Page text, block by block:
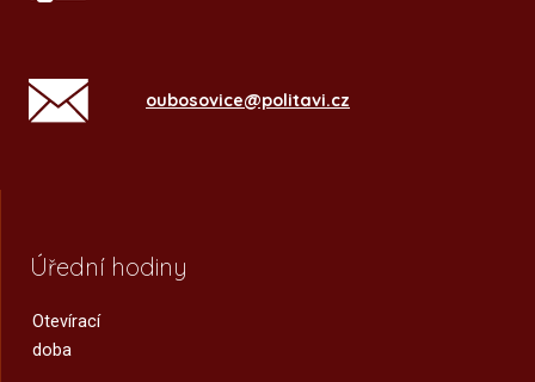
oubosovice@politavi.cz
Úřední hodiny
Otevírací
doba